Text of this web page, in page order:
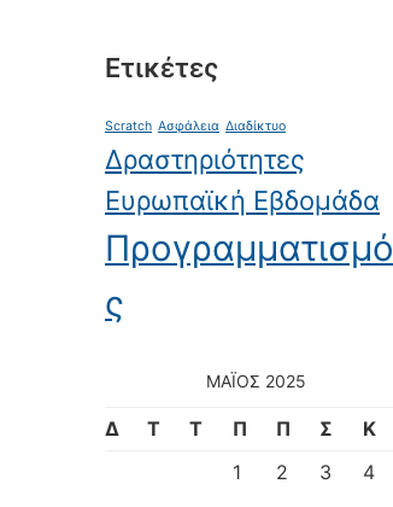
Ετικέτες
Scratch Ασφάλεια Διαδίκτυο
Δραστηριότητες
Ευρωπαϊκή Εβδομάδα
Προγραμματισμό
ς
ΜΆΙΟΣ 2025
Δ Τ Τ Π Π Σ
Κ
1
2 3
4